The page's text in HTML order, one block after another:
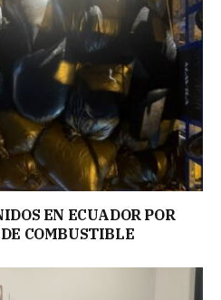
EN ECUADOR POR
COMBUSTIBLE